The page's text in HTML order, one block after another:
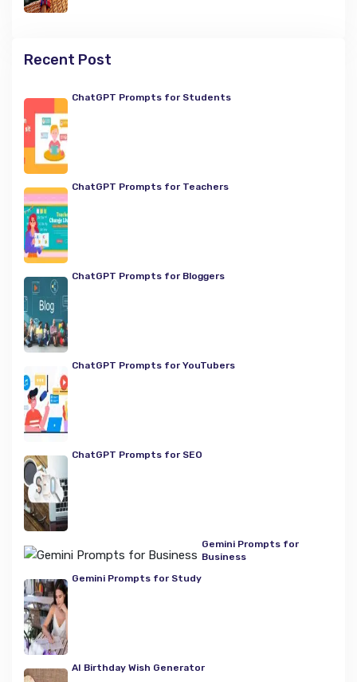
Recent Post
ChatGPT Prompts for Students
ChatGPT Prompts for Teachers
ChatGPT Prompts for Bloggers
ChatGPT Prompts for YouTubers
ChatGPT Prompts for SEO
Gemini Prompts for
Business
Gemini Prompts for Study
AI Birthday Wish Generator